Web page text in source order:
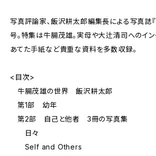
写真評論家、飯沢耕太郎編集長による写真誌
号。特集は牛腸茂雄。実母や大辻清司へのイン
あてた手紙など貴重な資料を多数収録。
<目次>
牛腸茂雄の世界 飯沢耕太郎
第1部 幼年
第2部 自己と他者 3冊の写真集
日々
Self and Others